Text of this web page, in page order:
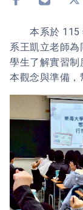
本系於 115
系王凱立老師
學生了解實習
本觀念與準備，